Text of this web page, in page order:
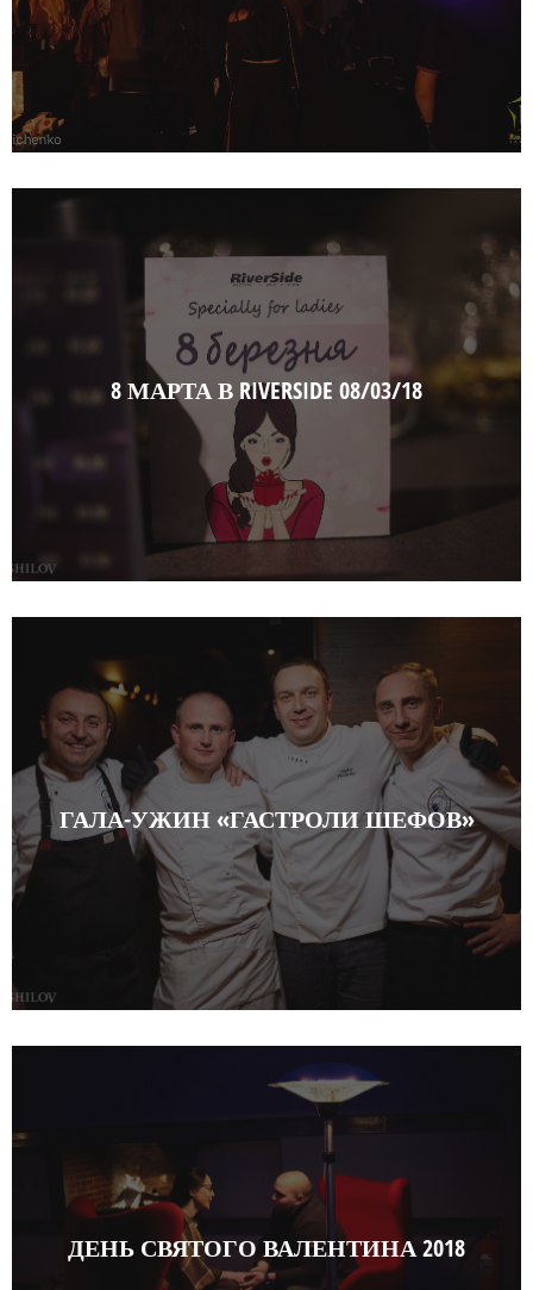
8 МАРТА В RIVERSIDE 08/03/18
ГАЛА-УЖИН «ГАСТРОЛИ ШЕФОВ»
ДЕНЬ СВЯТОГО ВАЛЕНТИНА 2018